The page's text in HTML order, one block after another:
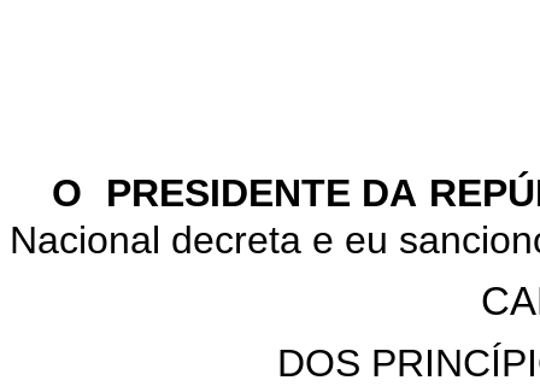
O PRESIDENTE DA
Nacional decreta e eu
DOS